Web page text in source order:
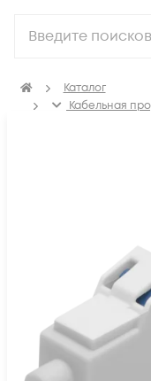
Каталог
Кабельная